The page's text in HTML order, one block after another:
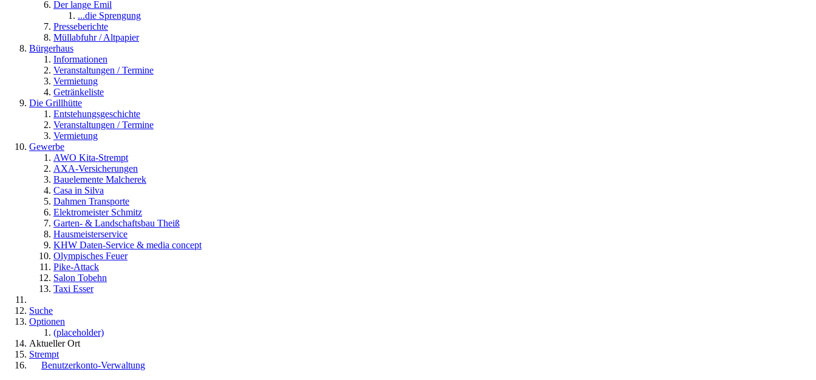
Der lange Emil
...die Sprengung
Presseberichte
Müllabfuhr / Altpapier
Bürgerhaus
Informationen
Veranstaltungen / Termine
Vermietung
Getränkeliste
Die Grillhütte
Entstehungsgeschichte
Veranstaltungen / Termine
Vermietung
Gewerbe
AWO Kita-Strempt
AXA-Versicherungen
Bauelemente Malcherek
Casa in Silva
Dahmen Transporte
Elektromeister Schmitz
Garten- & Landschaftsbau Theiß
Hausmeisterservice
KHW Daten-Service & media concept
Olympisches Feuer
Pike-Attack
Salon Tobehn
Taxi Esser
Suche
Optionen
(placeholder)
Aktueller Ort
Strempt
Benutzerkonto-Verwaltung